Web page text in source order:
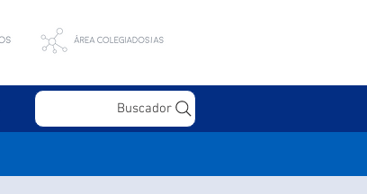
Buscador